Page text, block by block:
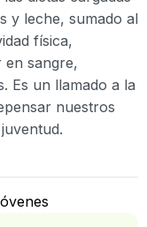
y leche, sumado al
física,
en sangre,
Es un llamado a la
nuestros